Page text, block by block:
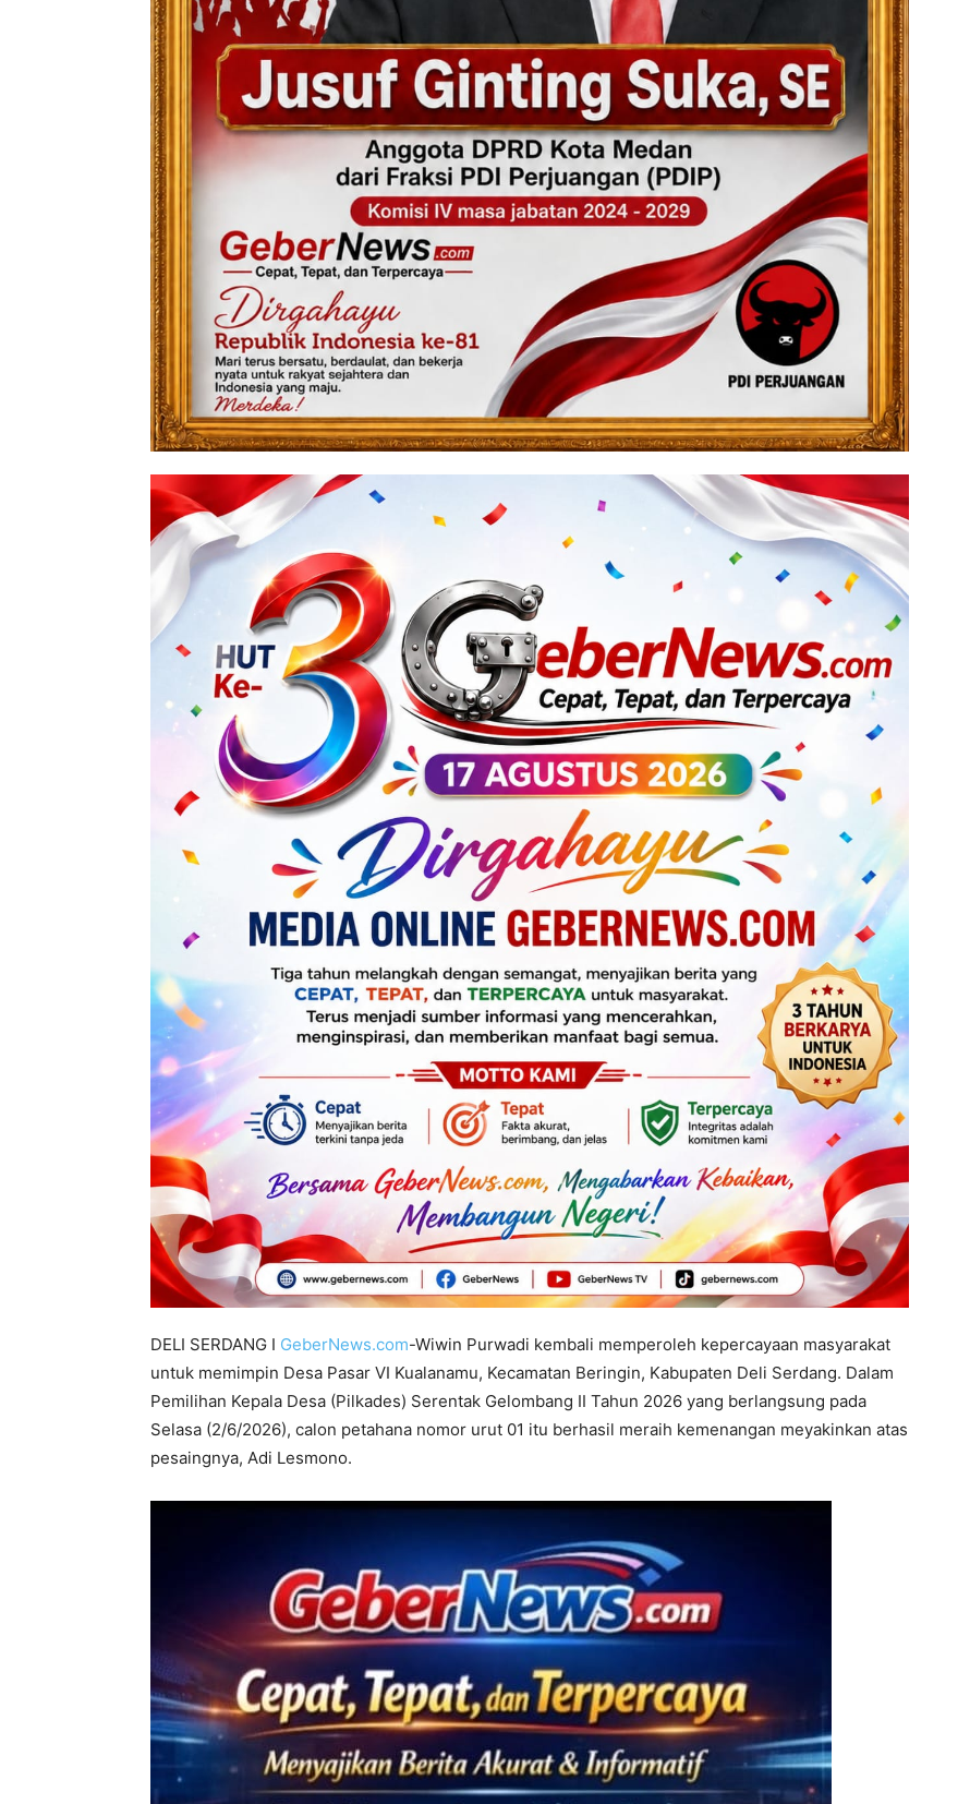
DELI SERDANG I GeberNews.com-Wiwin Purwadi kembali memperoleh kepercayaan masyarakat
untuk memimpin Desa Pasar VI Kualanamu, Kecamatan Beringin, Kabupaten Deli Serdang. Dalam
Pemilihan Kepala Desa (Pilkades) Serentak Gelombang II Tahun 2026 yang berlangsung pada
Selasa (2/6/2026), calon petahana nomor urut 01 itu berhasil meraih kemenangan meyakinkan atas
pesaingnya, Adi Lesmono.